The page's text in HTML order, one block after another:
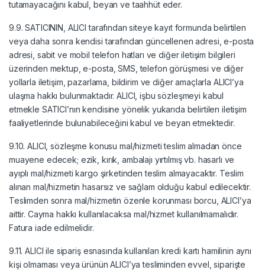
tutamayacağını kabul, beyan ve taahhüt eder.
9.9. SATICININ, ALICI tarafından siteye kayıt formunda belirtilen
veya daha sonra kendisi tarafından güncellenen adresi, e-posta
adresi, sabit ve mobil telefon hatları ve diğer iletişim bilgileri
üzerinden mektup, e-posta, SMS, telefon görüşmesi ve diğer
yollarla iletişim, pazarlama, bildirim ve diğer amaçlarla ALICI’ya
ulaşma hakkı bulunmaktadır. ALICI, işbu sözleşmeyi kabul
etmekle SATICI’nın kendisine yönelik yukarıda belirtilen iletişim
faaliyetlerinde bulunabileceğini kabul ve beyan etmektedir.
9.10. ALICI, sözleşme konusu mal/hizmeti teslim almadan önce
muayene edecek; ezik, kırık, ambalajı yırtılmış vb. hasarlı ve
ayıplı mal/hizmeti kargo şirketinden teslim almayacaktır. Teslim
alınan mal/hizmetin hasarsız ve sağlam olduğu kabul edilecektir.
Teslimden sonra mal/hizmetin özenle korunması borcu, ALICI’ya
aittir. Cayma hakkı kullanılacaksa mal/hizmet kullanılmamalıdır.
Fatura iade edilmelidir.
9.11. ALICI ile sipariş esnasında kullanılan kredi kartı hamilinin aynı
kişi olmaması veya ürünün ALICI’ya tesliminden evvel, siparişte